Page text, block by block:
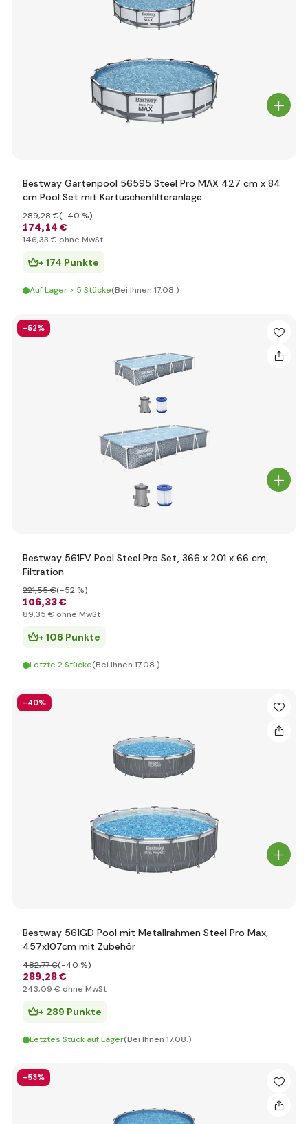
Bestway Gartenpool 56595 Steel Pro MAX 427 cm x 84
cm Pool Set mit Kartuschenfilteranlage
174,14 €
289,28 €(-40 %)
146,33 € ohne MwSt
+ 174 Punkte
Auf Lager > 5 Stücke(Bei Ihnen 17.08.)
-52%
Bestway 561FV Pool Steel Pro Set, 366 x 201 x 66 cm,
Filtration
106,33 €
221,55 €(-52 %)
89,35 € ohne MwSt
+ 106 Punkte
Letzte 2 Stücke(Bei Ihnen 17.08.)
-40%
Bestway 561GD Pool mit Metallrahmen Steel Pro Max,
457x107cm mit Zubehör
289,28 €
482,77 €(-40 %)
243,09 € ohne MwSt
+ 289 Punkte
Letztes Stück auf Lager(Bei Ihnen 17.08.)
-53%